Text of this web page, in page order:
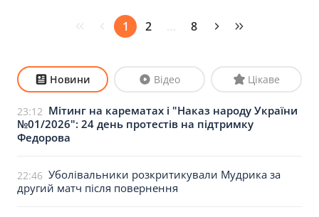
1 2 … 8
Новини Відео Цікаве
23:12 Мітинг на карематах і "Наказ народу України
№01/2026": 24 день протестів на підтримку
Федорова
22:46 Уболівальники розкритикували Мудрика за
другий матч після повернення